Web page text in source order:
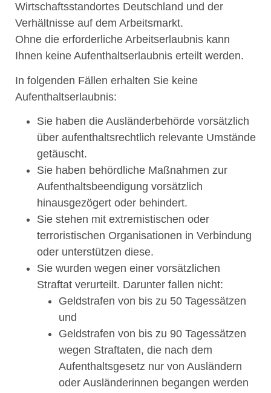
Wirtschaftsstandortes Deutschland und der
Verhältnisse auf dem Arbeitsmarkt.
Ohne die erforderliche Arbeitserlaubnis kann
Ihnen keine Aufenthaltserlaubnis erteilt werden.
In folgenden Fällen erhalten Sie keine
Aufenthaltserlaubnis:
Sie haben die Ausländerbehörde vorsätzlich
über aufenthaltsrechtlich relevante Umstände
getäuscht.
Sie haben behördliche Maßnahmen zur
Aufenthaltsbeendigung vorsätzlich
hinausgezögert oder behindert.
Sie stehen mit extremistischen oder
terroristischen Organisationen in Verbindung
oder unterstützen diese.
Sie wurden wegen einer vorsätzlichen
Straftat verurteilt. Darunter fallen nicht:
Geldstrafen von bis zu 50 Tagessätzen
und
Geldstrafen von bis zu 90 Tagessätzen
wegen Straftaten, die nach dem
Aufenthaltsgesetz nur von Ausländern
oder Ausländerinnen begangen werden